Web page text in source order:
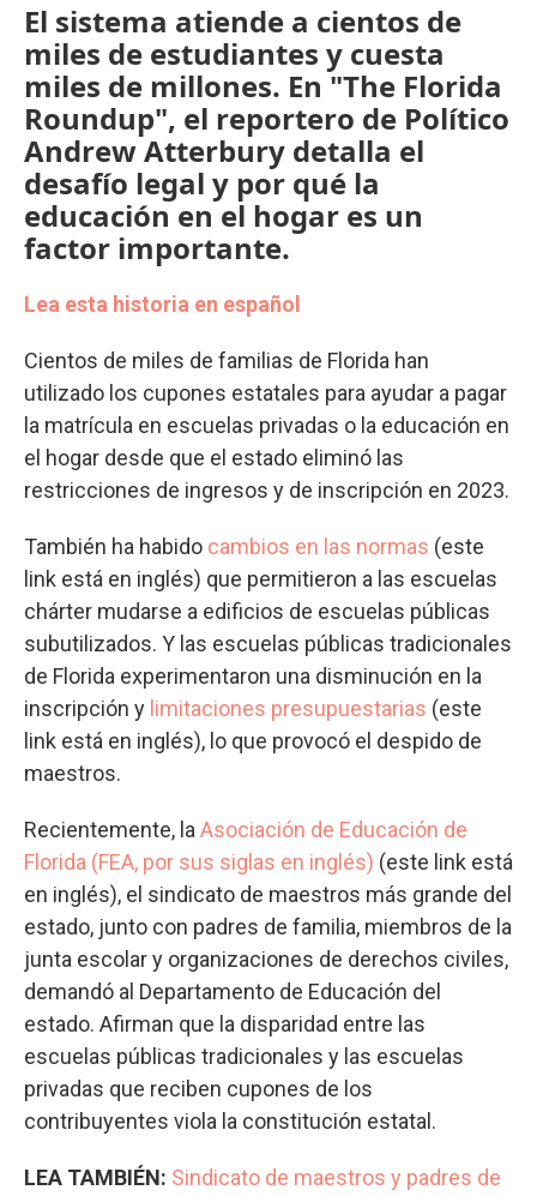
El sistema atiende a cientos de
miles de estudiantes y cuesta
miles de millones. En "The Florida
Roundup", el reportero de Político
Andrew Atterbury detalla el
desafío legal y por qué la
educación en el hogar es un
factor importante.
Lea esta historia en español
Cientos de miles de familias de Florida han
utilizado los cupones estatales para ayudar a pagar
la matrícula en escuelas privadas o la educación en
el hogar desde que el estado eliminó las
restricciones de ingresos y de inscripción en 2023.
También ha habido cambios en las normas (este
link está en inglés) que permitieron a las escuelas
chárter mudarse a edificios de escuelas públicas
subutilizados. Y las escuelas públicas tradicionales
de Florida experimentaron una disminución en la
inscripción y limitaciones presupuestarias (este
link está en inglés), lo que provocó el despido de
maestros.
Recientemente, la Asociación de Educación de
Florida (FEA, por sus siglas en inglés) (este link está
en inglés), el sindicato de maestros más grande del
estado, junto con padres de familia, miembros de la
junta escolar y organizaciones de derechos civiles,
demandó al Departamento de Educación del
estado. Afirman que la disparidad entre las
escuelas públicas tradicionales y las escuelas
privadas que reciben cupones de los
contribuyentes viola la constitución estatal.
LEA TAMBIÉN: Sindicato de maestros y padres de